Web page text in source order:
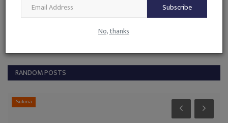
Subscribe
No, thanks
RANDOM POSTS
Sukma